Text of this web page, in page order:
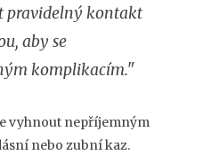
pravidelný kontakt
aby se
komplikacím."
vyhnout nepříjemným
nebo zubní kaz.